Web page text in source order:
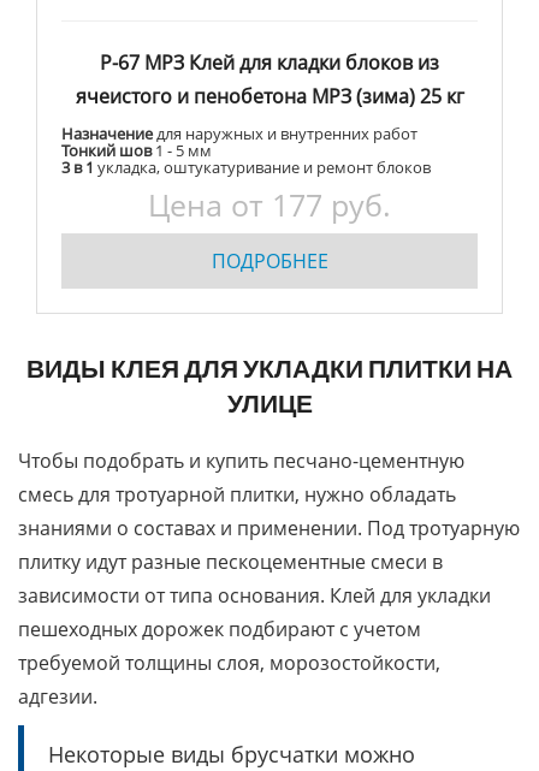
Р-67 МРЗ Клей для кладки блоков из
ячеистого и пенобетона МРЗ (зима) 25 кг
Назначениедля наружных и внутренних работ
Тонкий шов1 - 5 мм
3 в 1 укладка, оштукатуривание и ремонт блоков
Цена от 177 руб.
ПОДРОБНЕЕ
ВИДЫ КЛЕЯ ДЛЯ УКЛАДКИ ПЛИТКИ НА
УЛИЦЕ
Чтобы подобрать и купить песчано-цементную
смесь для тротуарной плитки, нужно обладать
знаниями о составах и применении. Под тротуарную
плитку идут разные пескоцементные смеси в
зависимости от типа основания. Клей для укладки
пешеходных дорожек подбирают с учетом
требуемой толщины слоя, морозостойкости,
адгезии.
Некоторые виды брусчатки можно